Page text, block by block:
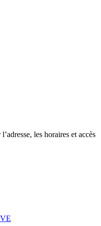
les horaires et accès